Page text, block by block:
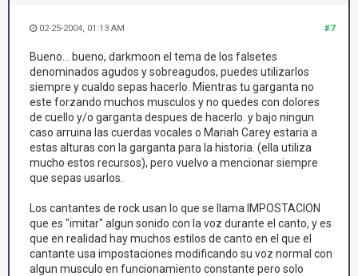
#7
02-25-2004, 01:13 AM
Bueno... bueno, darkmoon el tema de los falsetes
denominados agudos y sobreagudos, puedes utilizarlos
siempre y cualdo sepas hacerlo. Mientras tu garganta no
este forzando muchos musculos y no quedes con dolores
de cuello y/o garganta despues de hacerlo. y bajo ningun
caso arruina las cuerdas vocales o Mariah Carey estaria a
estas alturas con la garganta para la historia. (ella utiliza
mucho estos recursos), pero vuelvo a mencionar siempre
que sepas usarlos.
Los cantantes de rock usan lo que se llama IMPOSTACION
que es "imitar" algun sonido con la voz durante el canto, y es
que en realidad hay muchos estilos de canto en el que el
cantante usa impostaciones modificando su voz normal con
algun musculo en funcionamiento constante pero solo